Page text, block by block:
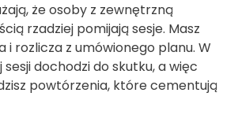
że osoby z zewnętrzną
rzadziej pomijają sesje. Masz
i rozlicza z umówionego planu. W
dochodzi do skutku, a więc
powtórzenia, które cementują